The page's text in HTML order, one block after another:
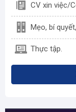
CV xin việc/
Mẹo, bí
Thực tập.